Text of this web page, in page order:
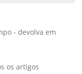
- devolva em
os artigos